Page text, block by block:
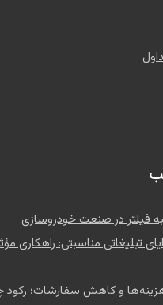
فیلتر در صنعت خودروسازی
تبلیغاتی مناسبتی: راهکاری
و کاهش سفارشات؛ رکود